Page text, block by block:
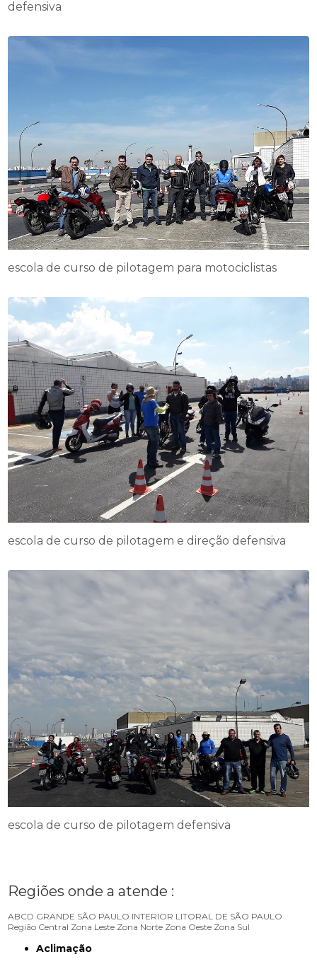
defensiva
escola de curso de pilotagem para motociclistas
escola de curso de pilotagem e direção defensiva
escola de curso de pilotagem defensiva
Regiões onde a atende :
ABCD GRANDE SÃO PAULO INTERIOR LITORAL DE SÃO PAULO
Região Central Zona Leste Zona Norte Zona Oeste Zona Sul
Aclimação